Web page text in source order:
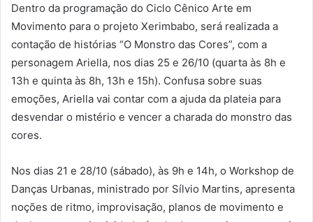
Dentro da programação do Ciclo Cênico Arte em
Movimento para o projeto Xerimbabo, será realizada a
contação de histórias “O Monstro das Cores”, com a
personagem Ariella, nos dias 25 e 26/10 (quarta às 8h e
13h e quinta às 8h, 13h e 15h). Confusa sobre suas
emoções, Ariella vai contar com a ajuda da plateia para
desvendar o mistério e vencer a charada do monstro das
cores.
Nos dias 21 e 28/10 (sábado), às 9h e 14h, o Workshop de
Danças Urbanas, ministrado por Sílvio Martins, apresenta
noções de ritmo, improvisação, planos de movimento e